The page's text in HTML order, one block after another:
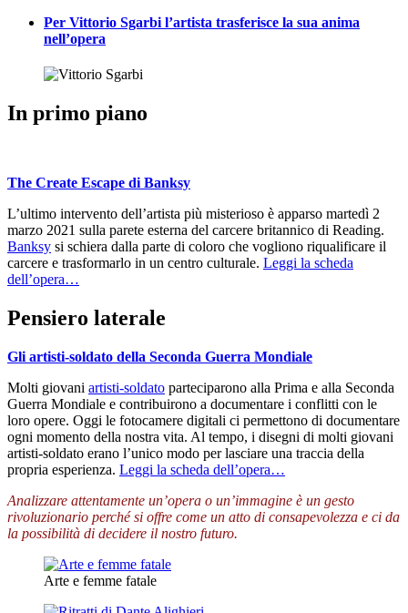
Per Vittorio Sgarbi l’artista trasferisce la sua anima
nell’opera
In primo piano
The Create Escape di Banksy
L’ultimo intervento dell’artista più misterioso è apparso martedì 2
marzo 2021 sulla parete esterna del carcere britannico di Reading.
Banksy si schiera dalla parte di coloro che vogliono riqualificare il
carcere e trasformarlo in un centro culturale. Leggi la scheda
dell’opera…
Pensiero laterale
Gli artisti-soldato della Seconda Guerra Mondiale
Molti giovani artisti-soldato parteciparono alla Prima e alla Seconda
Guerra Mondiale e contribuirono a documentare i conflitti con le
loro opere. Oggi le fotocamere digitali ci permettono di documentare
ogni momento della nostra vita. Al tempo, i disegni di molti giovani
artisti-soldato erano l’unico modo per lasciare una traccia della
propria esperienza. Leggi la scheda dell’opera…
Analizzare attentamente un’opera o un’immagine è un gesto
rivoluzionario perché si offre come un atto di consapevolezza e ci da
la possibilità di decidere il nostro futuro.
Arte e femme fatale